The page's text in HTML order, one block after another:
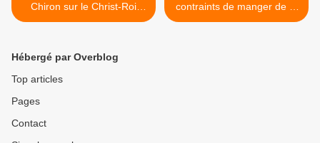
Chiron sur le Christ-Roi
(Direct 8)
contraints de manger de la
viande le vendredi >
Hébergé par Overblog
Top articles
Pages
Contact